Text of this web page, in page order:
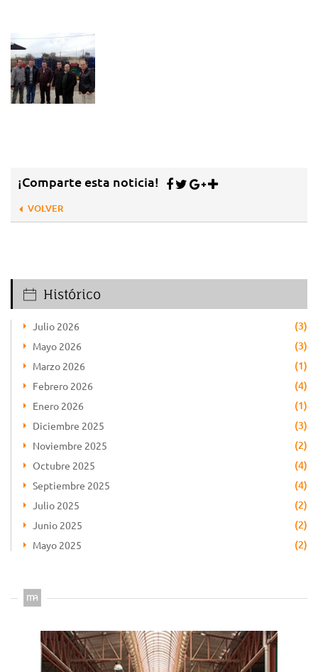
¡Comparte esta noticia!
VOLVER
Histórico
Julio 2026 (3)
Mayo 2026 (3)
Marzo 2026 (1)
Febrero 2026 (4)
Enero 2026 (1)
Diciembre 2025 (3)
Noviembre 2025 (2)
Octubre 2025 (4)
Septiembre 2025 (4)
Julio 2025 (2)
Junio 2025 (2)
Mayo 2025 (2)